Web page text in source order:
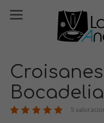
Bocadelia
5